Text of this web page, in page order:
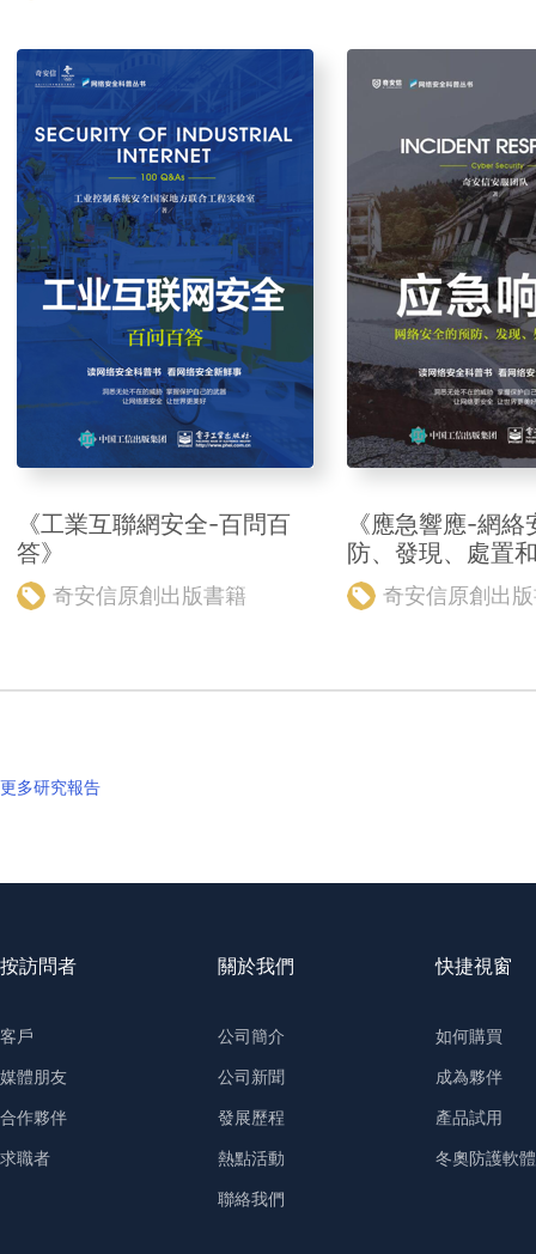
《工業互聯網安全-百問百
答》
奇安信原創出版書籍
《應急響應-網絡
防、發現、處置
奇安信原創出
更多研究報告
按訪問者
客戶
媒體朋友
合作夥伴
求職者
關於我們
公司簡介
公司新聞
發展歷程
熱點活動
聯絡我們
快捷視窗
如何購買
成為夥伴
產品試用
冬奧防護軟體